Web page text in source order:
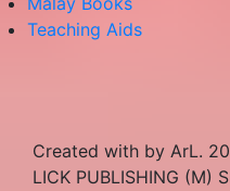
Teaching Aids
Created with by ArL.
LICK PUBLISHING (M)